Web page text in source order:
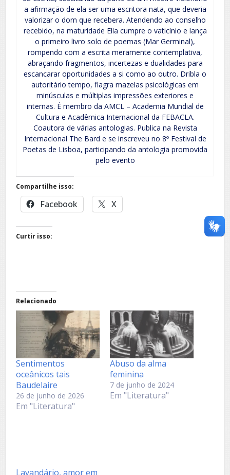
a afirmação de ela ser uma escritora nata, que deveria
valorizar o dom que recebera. Atendendo ao conselho
recebido, na maturidade Ella cumpre o vaticínio e lança
o primeiro livro solo de poemas (Mar Germinal),
rompendo com a escrita meramente contemplativa,
abraçando fragmentos, incertezas e dualidades para
escancarar oportunidades a si como ao outro. Dribla o
autoritário tempo, flagra mazelas psicológicas em
minúsculas e múltiplas impressões exteriores e
internas. É membro da AMCL – Academia Mundial de
Cultura e Acadêmica Internacional da FEBACLA.
Coautora de várias antologias. Publica na Revista
Internacional The Bard e se inscreveu no 8º Festival de
Poetas de Lisboa, participando da antologia promovida
pelo evento
Compartilhe isso:
Facebook X
Curtir isso:
Relacionado
Sentimentos
oceânicos tais
Baudelaire
26 de junho de 2026
Em "Literatura"
Abuso da alma
feminina
7 de junho de 2024
Em "Literatura"
Lavandário, amor em